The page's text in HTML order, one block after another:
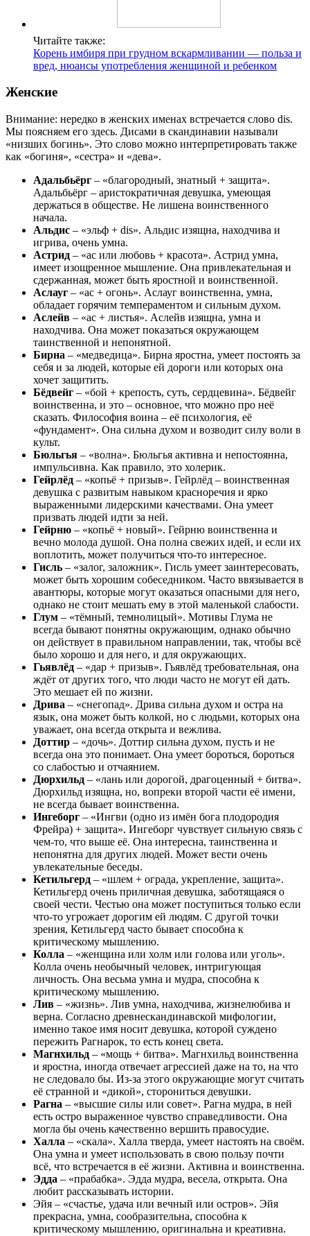
Читайте также:
Корень имбиря при грудном вскармливании — польза и
вред, нюансы употребления женщиной и ребенком
Женские
Внимание: нередко в женских именах встречается слово dis.
Мы поясняем его здесь. Дисами в скандинавии называли
«низших богинь». Это слово можно интерпретировать также
как «богиня», «сестра» и «дева».
Адальбьёрг – «благородный, знатный + защита».
Адальбьёрг – аристократичная девушка, умеющая
держаться в обществе. Не лишена воинственного
начала.
Альдис – «эльф + dis». Альдис изящна, находчива и
игрива, очень умна.
Астрид – «ас или любовь + красота». Астрид умна,
имеет изощренное мышление. Она привлекательная и
сдержанная, может быть яростной и воинственной.
Аслауг – «ас + огонь». Аслауг воинственна, умна,
обладает горячим темпераментом и сильным духом.
Аслейв – «ас + листья». Аслейв изящна, умна и
находчива. Она может показаться окружающем
таинственной и непонятной.
Бирна – «медведица». Бирна яростна, умеет постоять за
себя и за людей, которые ей дороги или которых она
хочет защитить.
Бёдвейг – «бой + крепость, суть, сердцевина». Бёдвейг
воинственна, и это – основное, что можно про неё
сказать. Философия воина – её психология, её
«фундамент». Она сильна духом и возводит силу воли в
культ.
Бюльгья – «волна». Бюльгья активна и непостоянна,
импульсивна. Как правило, это холерик.
Гейрлёд – «копьё + призыв». Гейрлёд – воинственная
девушка с развитым навыком красноречия и ярко
выраженными лидерскими качествами. Она умеет
призвать людей идти за ней.
Гейрню – «копьё + новый». Гейрню воинственна и
вечно молода душой. Она полна свежих идей, и если их
воплотить, может получиться что-то интересное.
Гисль – «залог, заложник». Гисль умеет заинтересовать,
может быть хорошим собеседником. Часто ввязывается в
авантюры, которые могут оказаться опасными для него,
однако не стоит мешать ему в этой маленькой слабости.
Глум – «тёмный, темнолицый». Мотивы Глума не
всегда бывают понятны окружающим, однако обычно
он действует в правильном направлении, так, чтобы всё
было хорошо и для него, и для окружающих.
Гьявлёд – «дар + призыв». Гьявлёд требовательная, она
ждёт от других того, что люди часто не могут ей дать.
Это мешает ей по жизни.
Дрива – «снегопад». Дрива сильна духом и остра на
язык, она может быть колкой, но с людьми, которых она
уважает, она всегда открыта и вежлива.
Доттир – «дочь». Доттир сильна духом, пусть и не
всегда она это понимает. Она умеет бороться, бороться
со слабостью и отчаянием.
Дюрхильд – «лань или дорогой, драгоценный + битва».
Дюрхильд изящна, но, вопреки второй части её имени,
не всегда бывает воинственна.
Ингеборг – «Ингви (одно из имён бога плодородия
Фрейра) + защита». Ингеборг чувствует сильную связь с
чем-то, что выше её. Она интересна, таинственна и
непонятна для других людей. Может вести очень
увлекательные беседы.
Кетильгерд – «шлем + ограда, укрепление, защита».
Кетильгерд очень приличная девушка, заботящаяся о
своей чести. Честью она может поступиться только если
что-то угрожает дорогим ей людям. С другой точки
зрения, Кетильгерд часто бывает способна к
критическому мышлению.
Колла – «женщина или холм или голова или уголь».
Колла очень необычный человек, интригующая
личность. Она весьма умна и мудра, способна к
критическому мышлению.
Лив – «жизнь». Лив умна, находчива, жизнелюбива и
верна. Согласно древнескандинавской мифологии,
именно такое имя носит девушка, которой суждено
пережить Рагнарок, то есть конец света.
Магнхильд – «мощь + битва». Магнхильд воинственна
и яростна, иногда отвечает агрессией даже на то, на что
не следовало бы. Из-за этого окружающие могут считать
её странной и «дикой», сторониться девушки.
Рагна – «высшие силы или совет». Рагна мудра, в ней
есть остро выраженное чувство справедливости. Она
могла бы очень качественно вершить правосудие.
Халла – «скала». Халла тверда, умеет настоять на своём.
Она умна и умеет использовать в свою пользу почти
всё, что встречается в её жизни. Активна и воинственна.
Эдда – «прабабка». Эдда мудра, весела, открыта. Она
любит рассказывать истории.
Эйя – «счастье, удача или вечный или остров». Эйя
прекрасна, умна, сообразительна, способна к
критическому мышлению, оригинальна и креативна.